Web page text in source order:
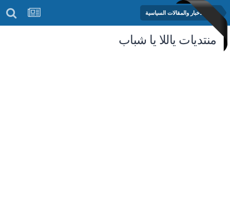
منتدى الأخبار والمقالات السياسية
منتديات ياللا يا شباب